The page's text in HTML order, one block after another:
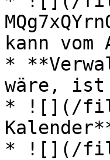
kann
*
wäre, ist
* ![](/
* ![](/